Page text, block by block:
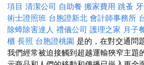
項目 清潔公司 自助餐 搬家費用 跳蚤
術士證照班 台胞證新北 會計師事務所
除蟑除害達人 禮儀公司 護理之家 月子
櫃 長照 台胞證桃園 是的，在對交通問
我們經常被迫接觸到超越運輸狹窄主題